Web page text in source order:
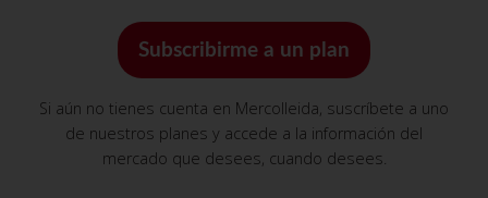
Subscribirme a un plan
Si aún no tienes cuenta en Mercolleida, suscríbete a uno
de nuestros planes y accede a la información del
mercado que desees, cuando desees.